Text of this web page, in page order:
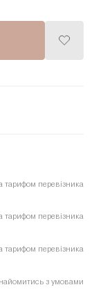
тарифом перевізника
тарифом перевізника
тарифом перевізника
з умовами